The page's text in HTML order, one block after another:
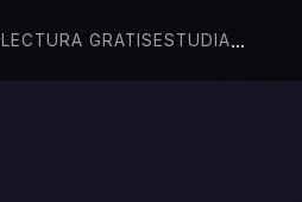
LECTURA GRATIS ESTUDIA...